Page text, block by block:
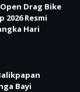
Drag Bike
Resmi
Hari
Bayi